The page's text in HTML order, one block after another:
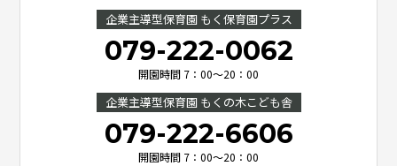
企業主導型保育園 もく保育園プラス
079-222-0062
開園時間 7：00～20：00
企業主導型保育園 もくの木こども舎
079-222-6606
開園時間 7：00～20：00